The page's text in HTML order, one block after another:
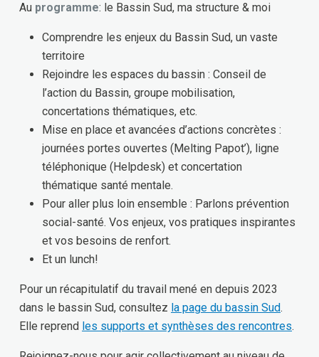
Au programme: le Bassin Sud, ma structure & moi
Comprendre les enjeux du Bassin Sud, un vaste
territoire
Rejoindre les espaces du bassin : Conseil de
l’action du Bassin, groupe mobilisation,
concertations thématiques, etc.
Mise en place et avancées d’actions concrètes :
journées portes ouvertes (Melting Papot’), ligne
téléphonique (Helpdesk) et concertation
thématique santé mentale.
Pour aller plus loin ensemble : Parlons prévention
social-santé. Vos enjeux, vos pratiques inspirantes
et vos besoins de renfort.
Et un lunch!
Pour un récapitulatif du travail mené en depuis 2023
dans le bassin Sud, consultez la page du bassin Sud.
Elle reprend les supports et synthèses des rencontres.